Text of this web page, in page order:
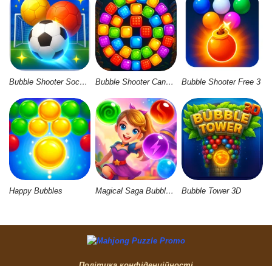
Bubble Shooter Soccer 2 Bubble Shooter Candy Wheel Level Pack Bubble Shooter Free 3
Happy Bubbles Magical Saga Bubble Witch Shooter Bubble Tower 3D